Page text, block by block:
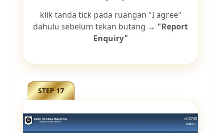
klik tanda tick pada ruangan "I agree"
dahulu sebelum tekan butang → "Report
Enquiry"
STEP 17